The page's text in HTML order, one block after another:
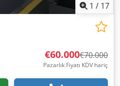
1 / 17
€60.000€70.000
Pazarlık Fiyatı KDV hariç